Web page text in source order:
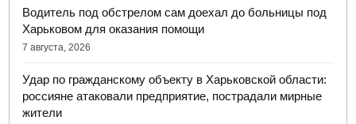
Водитель под обстрелом сам доехал до больницы под
Харьковом для оказания помощи
7 августа, 2026
Удар по гражданскому объекту в Харьковской области:
россияне атаковали предприятие, пострадали мирные
жители